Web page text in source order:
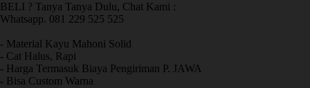
BELI ? Tanya Tanya Dulu, Chat Kami :
Whatsapp. 081 229 525 525
- Material Kayu Mahoni Solid
- Cat Halus, Rapi
- Harga Termasuk Biaya Pengiriman P. JAWA
- Bisa Custom Warna